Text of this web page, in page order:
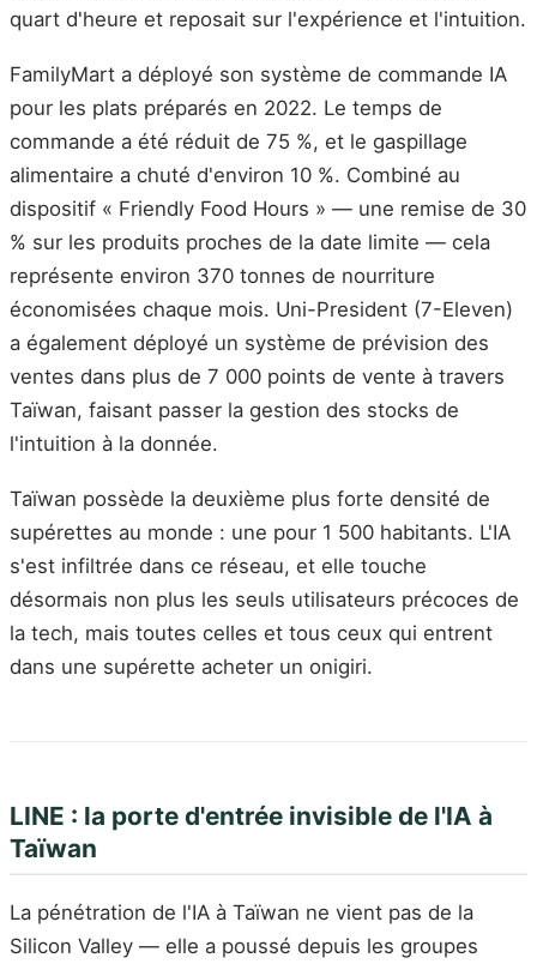
quart d'heure et reposait sur l'expérience et l'intuition.
FamilyMart a déployé son système de commande IA
pour les plats préparés en 2022. Le temps de
commande a été réduit de 75 %, et le gaspillage
alimentaire a chuté d'environ 10 %. Combiné au
dispositif « Friendly Food Hours » — une remise de 30
% sur les produits proches de la date limite — cela
représente environ 370 tonnes de nourriture
économisées chaque mois. Uni-President (7-Eleven)
a également déployé un système de prévision des
ventes dans plus de 7 000 points de vente à travers
Taïwan, faisant passer la gestion des stocks de
l'intuition à la donnée.
Taïwan possède la deuxième plus forte densité de
supérettes au monde : une pour 1 500 habitants. L'IA
s'est infiltrée dans ce réseau, et elle touche
désormais non plus les seuls utilisateurs précoces de
la tech, mais toutes celles et tous ceux qui entrent
dans une supérette acheter un onigiri.
LINE : la porte d'entrée invisible de l'IA à
Taïwan
La pénétration de l'IA à Taïwan ne vient pas de la
Silicon Valley — elle a poussé depuis les groupes